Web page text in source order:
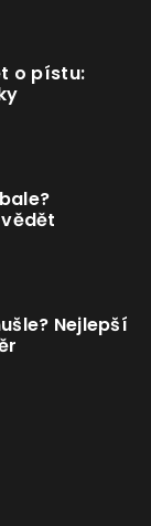
o pístu:
Nejlepší